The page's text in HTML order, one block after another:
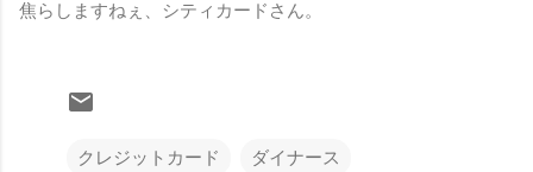
焦らしますねぇ、シティカードさん。
クレジットカード ダイナース